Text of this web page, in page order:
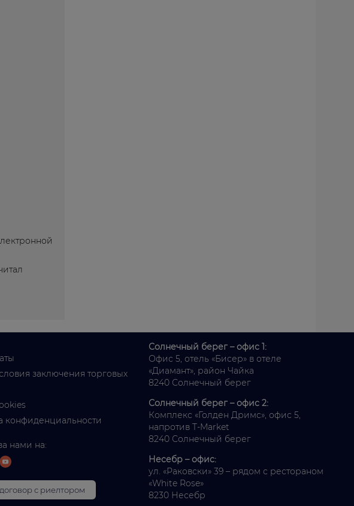
заключения торговых
конфиденциальности
нами на:
с риелтором
Солнечный берег – офис 1:
Офис 5, отель «Бисер» в отеле
«Диамант», район Чайка
8240 Солнечный берег
Солнечный берег – офис 2:
Комплекс «Голден Дримс», офис 5,
напротив T-Market
8240 Солнечный берег
Несебр – офис:
ул. «Раковски» 39 – рядом с рестораном
«White Rose»
8230 Несебр